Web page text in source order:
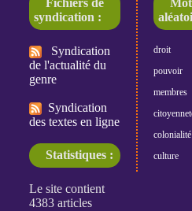
Fichiers de
syndication :
Syndication
de l'actualité du
genre
Syndication
des textes en ligne
Statistiques :
droit
pouvoir
membres
colonialité
culture